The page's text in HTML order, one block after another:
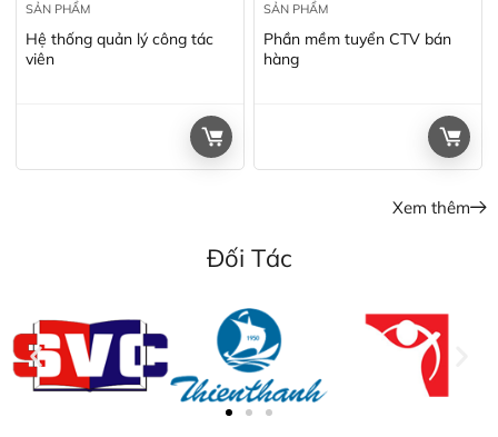
SẢN PHẨM
Hệ thống quản lý công tác
viên
SẢN PHẨM
Phần mềm tuyển CTV bán
hàng
Xem thêm
Đối Tác